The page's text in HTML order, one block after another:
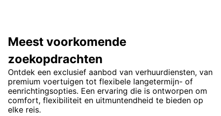
Meest voorkomende
zoekopdrachten
Ontdek een exclusief aanbod van verhuurdiensten, van
premium voertuigen tot flexibele langetermijn- of
eenrichtingsopties. Een ervaring die is ontworpen om
comfort, flexibiliteit en uitmuntendheid te bieden op
elke reis.